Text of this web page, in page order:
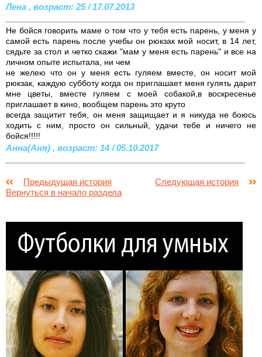
Лена , возраст: 25 / 17.07.2013
Не бойся говорить маме о том что у тебя есть парень, у меня у
самой есть парень после учебы он рюкзак мой носит, в 14 лет,
сядьте за стол и четко скажи "мам у меня есть парень" и все на
личном опыте испытала, ни чем
не желею что он у меня есть гуляем вместе, он носит мой
рюкзак, каждую субботу когда он приглашает меня гулять дарит
мне цветы, вместе гуляем с моей собакой,в воскресенье
приглашает в кино, вообщем парень это круто
всегда защитит тебя, он меня защищает и я никуда не боюсь
ходить с ним, просто он сильный, удачи тебе и ничего не
бойся!!!!!
Анна(Аня) , возраст: 14 / 05.10.2017
Предыдущая история
Следующая история
Вернуться в начало раздела